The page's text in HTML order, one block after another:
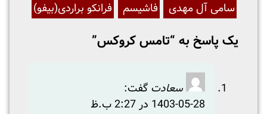
سامی آل مهدی
فاشیسم فرانکو براردی(بیفو)
یک پاسخ به “تامس کروکس”
سعادت گفت:
1403-05-28 در 2:27 ب.ظ